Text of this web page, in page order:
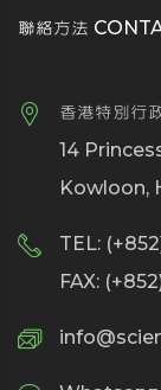
聯絡方法
香港特別行
14
Kowloon,
TEL:
FAX: